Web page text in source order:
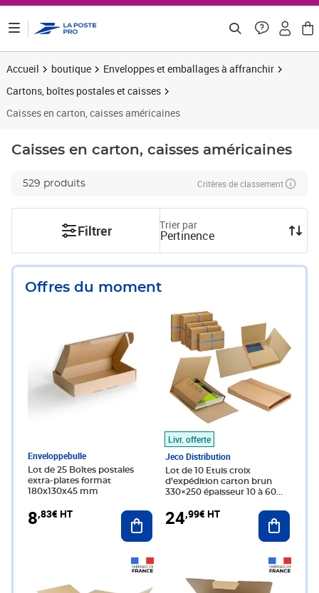
Accueil boutique
Enveloppes et emballages à affranchir
Cartons, boîtes postales et caisses
Caisses en carton, caisses américaines
Caisses en carton, caisses américaines
529 produits Critères de classement
Filtrer Trier par
Pertinence
Offres du moment
Enveloppebulle
Lot de 25 Boîtes postales
extra-plates format
180x130x45 mm
8,83€ HT Ajouter au panier
Livr. offerte
Jeco Distribution
Lot de 10 Etuis croix
d’expédition carton brun
330×250 épaisseur 10 à 60
24,99€ HT
Prix 24,99€ HT
Ajouter